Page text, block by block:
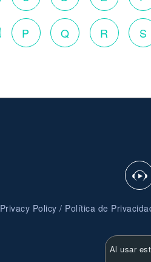
P Q R S
Privacy Policy / Política de
Al usar